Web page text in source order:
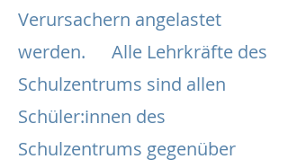
Verursachern angelastet
werden. Alle Lehrkräfte des
Schulzentrums sind allen
Schüler:innen des
Schulzentrums gegenüber